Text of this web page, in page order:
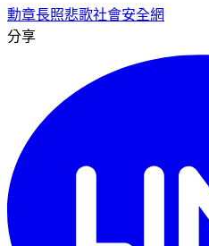
勳章長照悲歌社會安全網
分享